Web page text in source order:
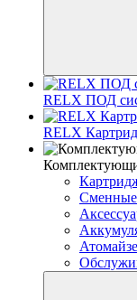
RELX ПОД
RELX
Сменные